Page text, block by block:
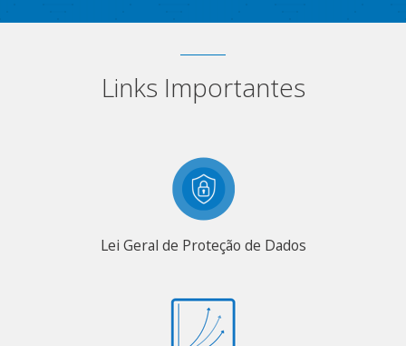
Links Importantes
Lei Geral de Proteção de Dados